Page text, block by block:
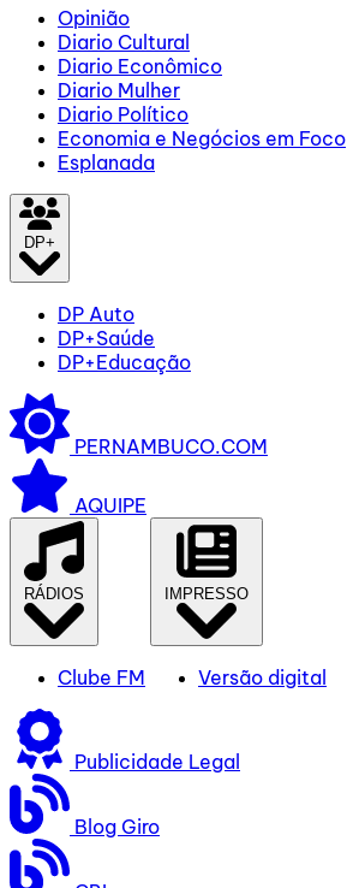
Opinião
Diario Cultural
Diario Econômico
Diario Mulher
Diario Político
Economia e Negócios em Foco
Esplanada
DP+
DP Auto
DP+Saúde
DP+Educação
PERNAMBUCO.COM
AQUIPE
RÁDIOS
Clube FM
IMPRESSO
Versão digital
Publicidade Legal
Blog Giro